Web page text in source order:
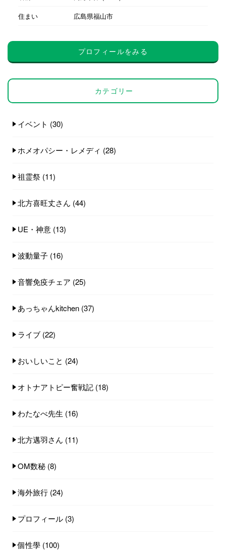
住まい
広島県福山市
プロフィールをみる
カテゴリー
イベント (30)
ホメオパシー・レメディ (28)
祖霊祭 (11)
北方喜旺丈さん (44)
UE・神意 (13)
波動量子 (16)
音響免疫チェア (25)
あっちゃんkitchen (37)
ライブ (22)
おいしいこと (24)
オトナアトピー奮戦記 (18)
わたなべ先生 (16)
北方邁羽さん (11)
OM数秘 (8)
海外旅行 (24)
プロフィール (3)
個性學 (100)